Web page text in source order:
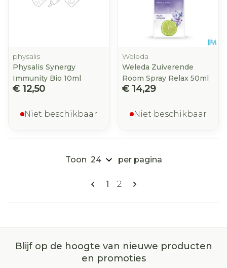
physalis
Physalis Synergy
Immunity Bio 10ml
€ 12,50
Niet beschikbaar
Weleda
Weleda Zuiverende
Room Spray Relax 50ml
€ 14,29
Niet beschikbaar
Pagina's
U lees momenteel pagina
1 Pagina
2
Toon per pagina
Blijf op de hoogte van nieuwe producten
en promoties